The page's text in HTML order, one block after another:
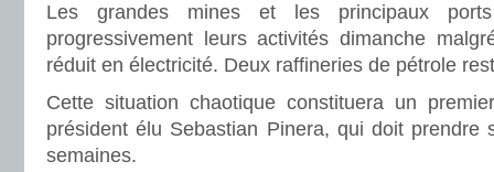
Les grandes mines et les principaux
progressivement leurs activités dimanche
réduit en électricité. Deux raffineries de pétrole
Cette situation chaotique constituera un
président élu Sebastian Pinera, qui doit prendre
semaines.